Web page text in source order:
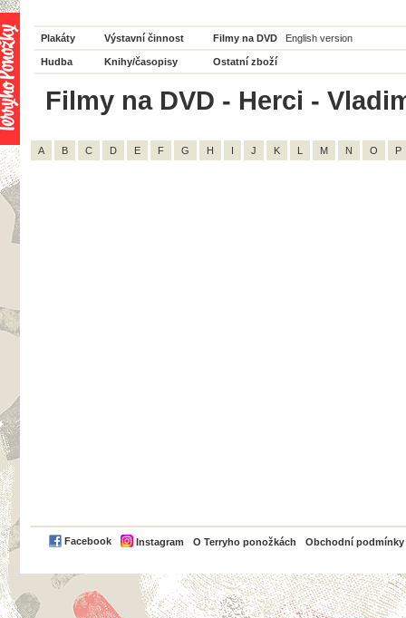
Plakáty Výstavní činnost Filmy na DVD English version
Hudba Knihy/časopisy Ostatní zboží
Filmy na DVD - Herci -
A B C D E F G H I J K L M N O P
Facebook Instagram O Terryho ponožkách Obchodní podmínky
PayPal